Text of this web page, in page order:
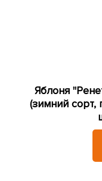
Яблоня
(зимний сорт,